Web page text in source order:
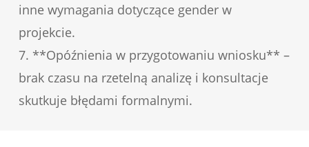
inne wymagania dotyczące gender w
projekcie.
7. **Opóźnienia w przygotowaniu wniosku** –
brak czasu na rzetelną analizę i konsultacje
skutkuje błędami formalnymi.